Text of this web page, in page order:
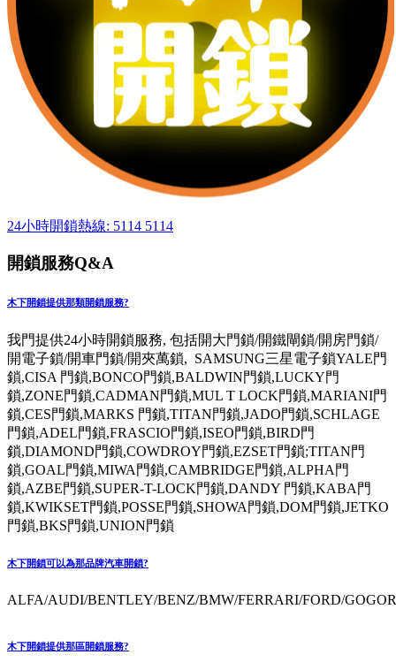
24小時開鎖熱線: 5114 5114
開鎖服務Q&A
木下開鎖提供那類開鎖服務?
我門提供24小時開鎖服務, 包括開大門鎖/開鐵閘鎖/開房門鎖/
開電子鎖/開車門鎖/開夾萬鎖, SAMSUNG三星電子鎖YALE門
鎖,CISA 門鎖,BONCO門鎖,BALDWIN門鎖,LUCKY門
鎖,ZONE門鎖,CADMAN門鎖,MUL T LOCK門鎖,MARIANI門
鎖,CES門鎖,MARKS 門鎖,TITAN門鎖,JADO門鎖,SCHLAGE
門鎖,ADEL門鎖,FRASCIO門鎖,ISEO門鎖,BIRD門
鎖,DIAMOND門鎖,COWDROY門鎖,EZSET門鎖;TITAN門
鎖,GOAL門鎖,MIWA門鎖,CAMBRIDGE門鎖,ALPHA門
鎖,AZBE門鎖,SUPER-T-LOCK門鎖,DANDY 門鎖,KABA門
鎖,KWIKSET門鎖,POSSE門鎖,SHOWA門鎖,DOM門鎖,JETKO
門鎖,BKS門鎖,UNION門鎖
木下開鎖可以為那品牌汽車開鎖?
ALFA/AUDI/BENTLEY/BENZ/BMW/FERRARI/FORD/
木下開鎖提供那區開鎖服務?